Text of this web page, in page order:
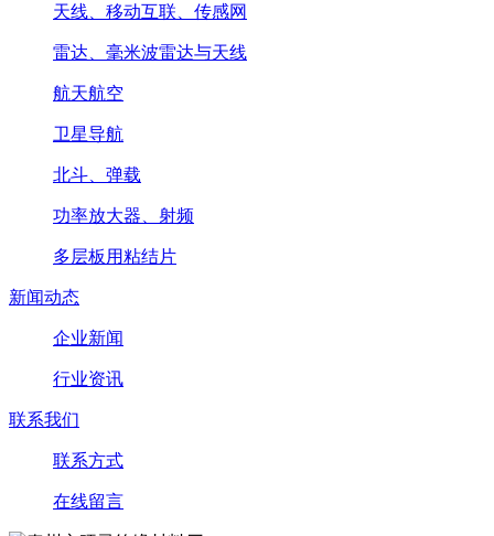
天线、移动互联、传感网
雷达、毫米波雷达与天线
航天航空
卫星导航
北斗、弹载
功率放大器、射频
多层板用粘结片
新闻动态
企业新闻
行业资讯
联系我们
联系方式
在线留言